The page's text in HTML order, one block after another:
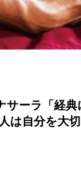
サーラ「経
は自分を大